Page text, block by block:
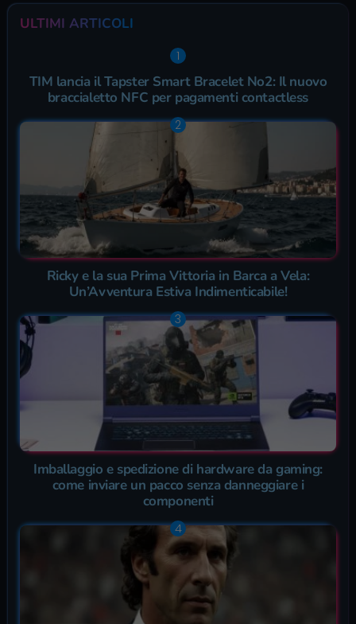
ULTIMI ARTICOLI
TIM lancia il Tapster Smart Bracelet No2: Il nuovo
braccialetto NFC per pagamenti contactless
Ricky e la sua Prima Vittoria in Barca a Vela:
Un’Avventura Estiva Indimenticabile!
Imballaggio e spedizione di hardware da gaming:
come inviare un pacco senza danneggiare i
componenti